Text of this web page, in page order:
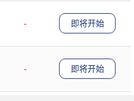
-
即将开始
-
即将开始